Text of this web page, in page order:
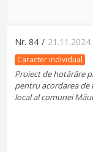
Nr. 84 / 21.11.2024
Caracter individual
Proiect de hotărâre
pentru acordarea
local al comunei